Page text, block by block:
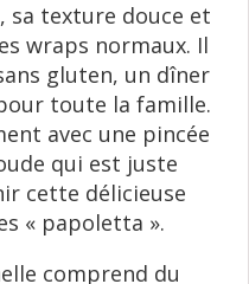
sa texture douce et
wraps normaux. Il
gluten, un dîner
toute la famille.
avec une pincée
qui est juste
cette délicieuse
« papoletta ».
comprend du